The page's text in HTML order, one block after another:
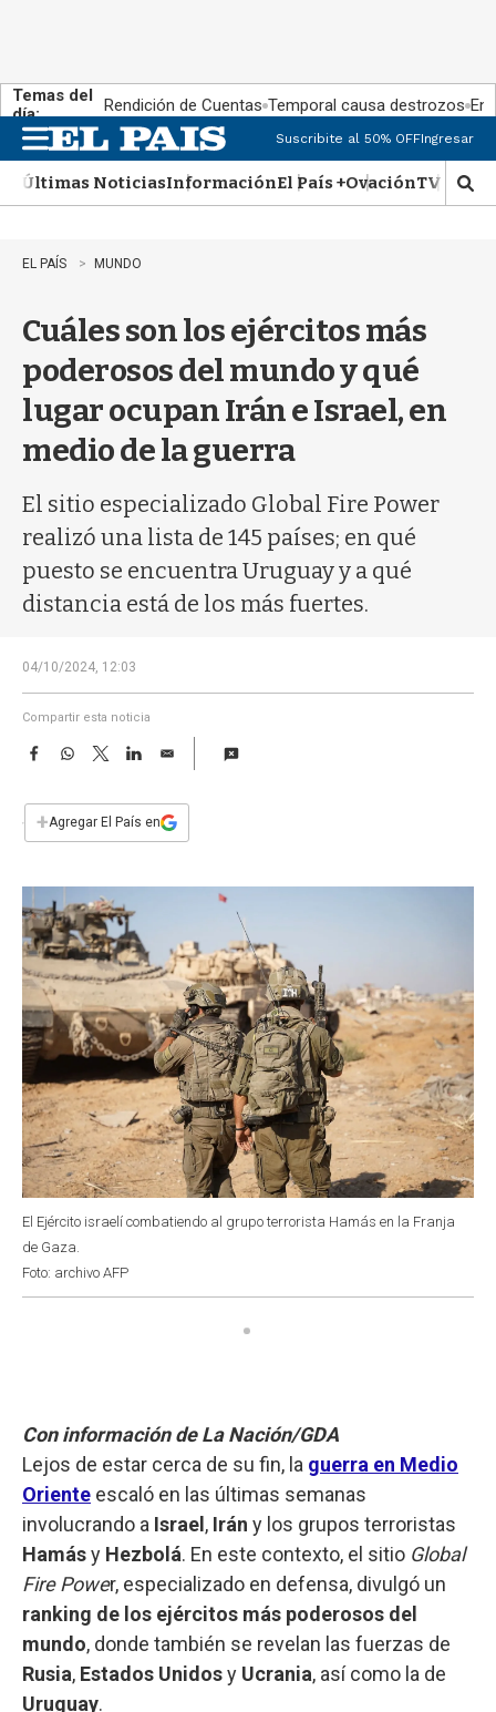
Temas del
día:
Rendición de Cuentas Temporal causa destrozos En
n
u
Suscribite al 50% OFFIngresar
Últimas NoticiasInformaciónEl País +OvaciónTV Show
M
o
EL PAÍS MUNDO
Cuáles son los ejércitos más
poderosos del mundo y qué
lugar ocupan Irán e Israel, en
medio de la guerra
El sitio especializado Global Fire Power
realizó una lista de 145 países; en qué
puesto se encuentra Uruguay y a qué
distancia está de los más fuertes.
04/10/2024, 12:03
Compartir esta noticia
F
e
b
W
s
p
T
w
t
L
E
i
l
+Agregar El País en
El Ejército israelí combatiendo al grupo terrorista Hamás en la Franja
de Gaza.
Foto: archivo AFP
Con información de La Nación/GDA
Lejos de estar cerca de su fin, la guerra en Medio
Oriente escaló en las últimas semanas
involucrando a Israel , Irán y los grupos terroristas
Hamásy Hezbolá. En este contexto, el sitio Global
Fire Power, especializado en defensa, divulgó un
ranking de los ejércitos más poderosos del
mundo, donde también se revelan las fuerzas de
Rusia, Estados Unidosy Ucrania, así como la de
Uruguay.